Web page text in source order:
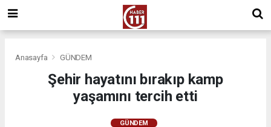
Anasayfa GÜNDEM
Şehir hayatını bırakıp kamp
yaşamını tercih etti
GÜNDEM